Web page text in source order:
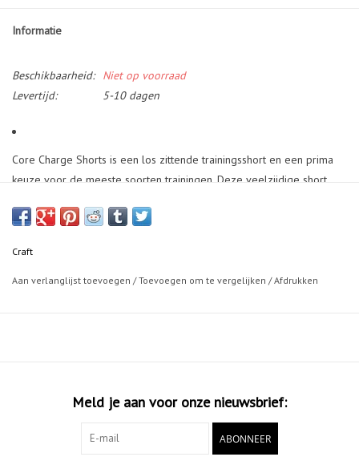
Informatie
Beschikbaarheid:
Niet op voorraad
Levertijd:
5-10 dagen
Core Charge Shorts is een los zittende trainingsshort en een prima
keuze voor de meeste soorten trainingen. Deze veelzijdige short
steekzakken. Multi-trainingsconcept. Charge is een multi-
het stedelijk groen en elders. - Verstelbare taille met trekkoord -
Craft
Aan verlanglijst toevoegen /Toevoegen om te vergelijken /Afdrukken
Meld je aan voor onze nieuwsbrief:
ABONNEER